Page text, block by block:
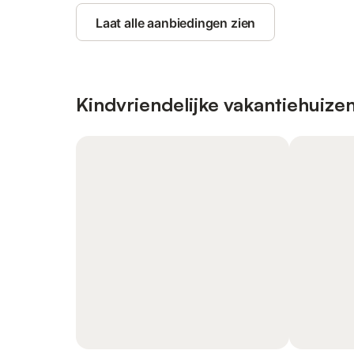
Laat alle aanbiedingen zien
Kindvriendelijke